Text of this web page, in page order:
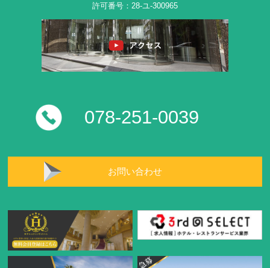
許可番号：28-ユ-300965
078-251-0039
お問い合わせ